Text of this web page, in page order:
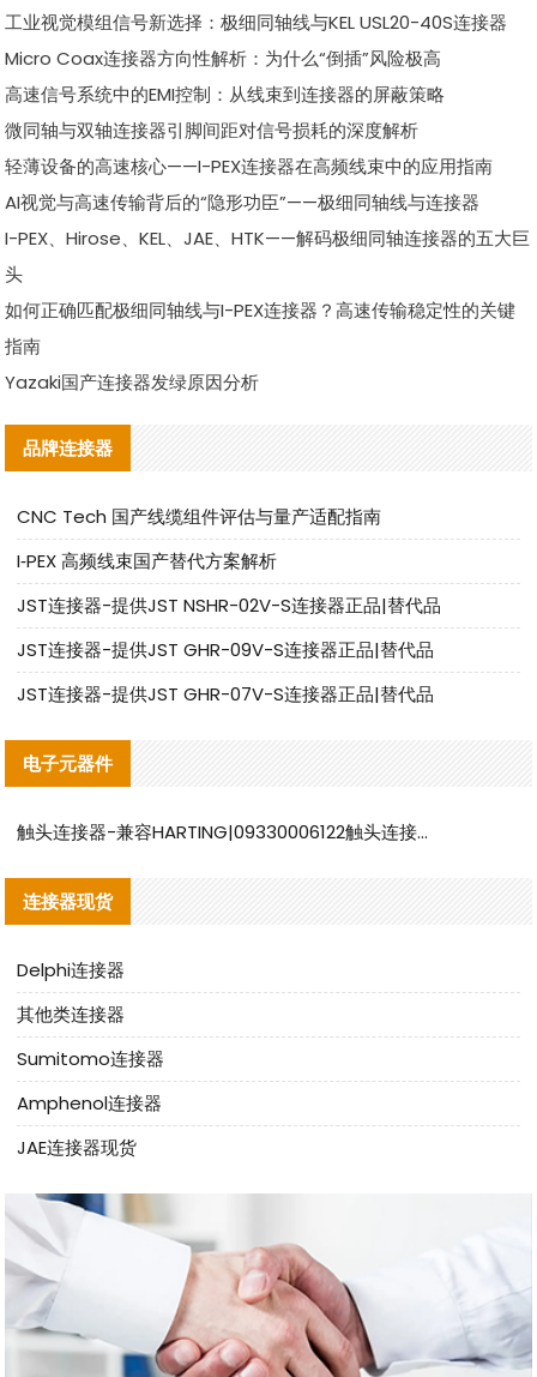
工业视觉模组信号新选择：极细同轴线与KEL USL20-40S连接器
Micro Coax连接器方向性解析：为什么“倒插”风险极高
高速信号系统中的EMI控制：从线束到连接器的屏蔽策略
微同轴与双轴连接器引脚间距对信号损耗的深度解析
轻薄设备的高速核心——I-PEX连接器在高频线束中的应用指南
AI视觉与高速传输背后的“隐形功臣”——极细同轴线与连接器
I-PEX、Hirose、KEL、JAE、HTK——解码极细同轴连接器的五大巨
头
如何正确匹配极细同轴线与I-PEX连接器？高速传输稳定性的关键
指南
Yazaki国产连接器发绿原因分析
品牌连接器
CNC Tech 国产线缆组件评估与量产适配指南
I‑PEX 高频线束国产替代方案解析
JST连接器-提供JST NSHR-02V-S连接器正品|替代品
JST连接器-提供JST GHR-09V-S连接器正品|替代品
JST连接器-提供JST GHR-07V-S连接器正品|替代品
电子元器件
触头连接器-兼容HARTING|09330006122触头连接器替代品说明
连接器现货
Delphi连接器
其他类连接器
Sumitomo连接器
Amphenol连接器
JAE连接器现货